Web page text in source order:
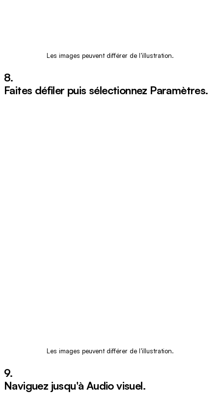
Les images peuvent différer de l’illustration.
8.
Faites défiler puis sélectionnez Paramètres.
Les images peuvent différer de l’illustration.
9.
Naviguez jusqu'à Audio visuel.